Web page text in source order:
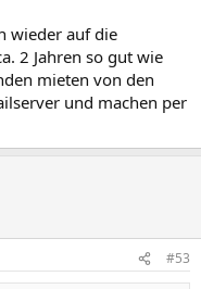
wieder auf die
2 Jahren so gut wie
mieten von den
und machen per
#53